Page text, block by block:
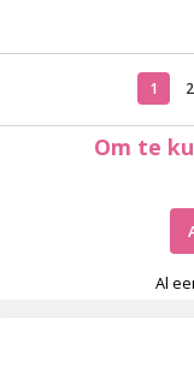
1 2
Om te
Al